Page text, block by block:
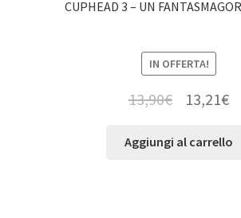
CUPHEAD 3 – UN
IN OFFERTA!
13,90€ 13,21€
Aggiungi al carrello